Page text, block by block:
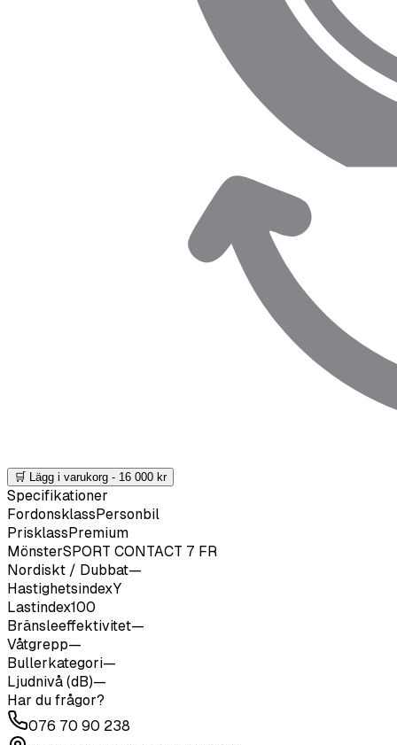
🛒 Lägg i varukorg - 16 000 kr
Specifikationer
FordonsklassPersonbil
PrisklassPremium
MönsterSPORT CONTACT 7 FR
Nordiskt / Dubbat—
HastighetsindexY
Lastindex100
Bränsleeffektivitet—
Våtgrepp—
Bullerkategori—
Ljudnivå (dB)—
Har du frågor?
076 70 90 238